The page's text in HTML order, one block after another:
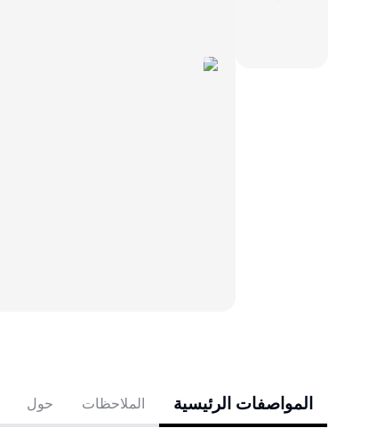
المواصفات الرئيسية الملاحظات حول